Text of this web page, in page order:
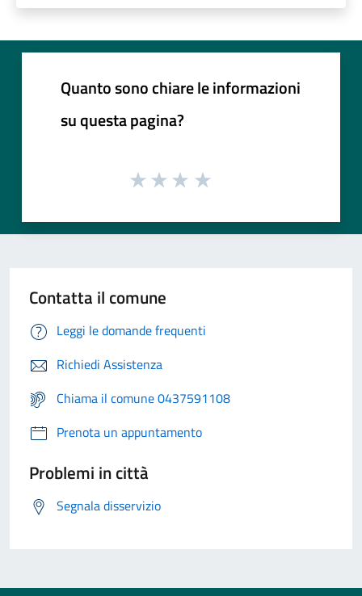
Quanto sono chiare le informazioni
su questa pagina?
Contatta il comune
Leggi le domande frequenti
Richiedi Assistenza
Chiama il comune 0437591108
Prenota un appuntamento
Problemi in città
Segnala disservizio